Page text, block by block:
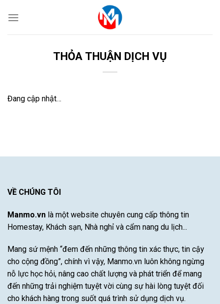
THỎA THUẬN DỊCH VỤ
Đang cập nhật…
VỀ CHÚNG TÔI
Manmo.vn là một website chuyên cung cấp thông tin
Homestay, Khách sạn, Nhà nghỉ và cẩm nang du lịch...
Mang sứ mệnh “đem đến những thông tin xác thực, tin cậy
cho cộng đồng”, chính vì vậy, Manmo.vn luôn không ngừng
nỗ lực học hỏi, nâng cao chất lượng và phát triển để mang
đến những trải nghiệm tuyệt vời cùng sự hài lòng tuyệt đối
cho khách hàng trong suốt quá trình sử dụng dịch vụ.